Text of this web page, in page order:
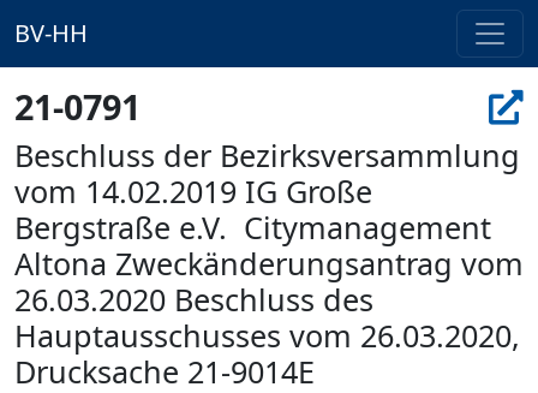
BV-HH
21-0791
Beschluss der Bezirksversammlung
vom 14.02.2019 IG Große
Bergstraße e.V.  Citymanagement
Altona Zweckänderungsantrag vom
26.03.2020 Beschluss des
Hauptausschusses vom 26.03.2020,
Drucksache 21-9014E